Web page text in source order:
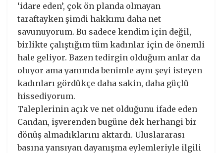
‘idare eden’, çok ön planda olmayan
taraftayken şimdi hakkımı daha net
savunuyorum. Bu sadece kendim için değil,
birlikte çalıştığım tüm kadınlar için de önemli
hale geliyor. Bazen tedirgin olduğum anlar da
oluyor ama yanımda benimle aynı şeyi isteyen
kadınları gördükçe daha sakin, daha güçlü
hissediyorum.
Taleplerinin açık ve net olduğunu ifade eden
Candan, işverenden bugüne dek herhangi bir
dönüş almadıklarını aktardı. Uluslararası
basına yansıyan dayanışma eylemleriyle ilgili